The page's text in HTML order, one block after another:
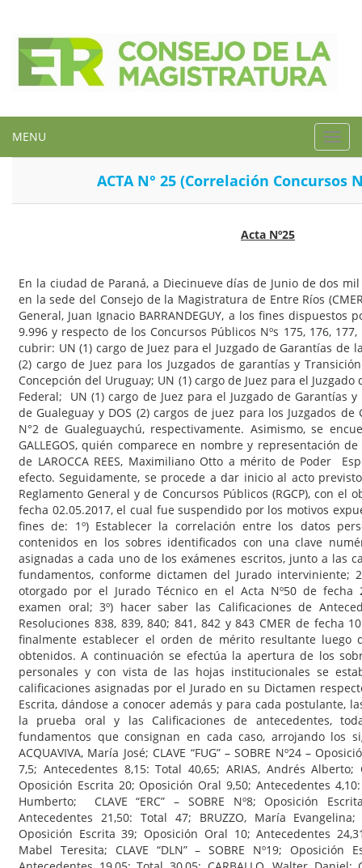
MENU
ACTA N° 25 (Correlación Concursos
Acta Nº25
En la ciudad de Paraná, a Diecinueve días de Junio de dos
en la sede del Consejo de la Magistratura de Entre Ríos
General, Juan Ignacio BARRANDEGUY, a los fines dispuestos
9.996 y respecto de los Concursos Públicos Nºs 175, 176,
cubrir: UN (1) cargo de Juez para el Juzgado de Garantías de
(2) cargo de Juez para los Juzgados de garantías y
Concepción del Uruguay; UN (1) cargo de Juez para el
Federal; UN (1) cargo de Juez para el Juzgado de Garantías
de Gualeguay y DOS (2) cargos de juez para los Juzgados
N°2 de Gualeguaychú, respectivamente. Asimismo, se
GALLEGOS, quién comparece en nombre y representación de
de LAROCCA REES, Maximiliano Otto a mérito de Poder
efecto. Seguidamente, se procede a dar inicio al acto
Reglamento General y de Concursos Públicos (RGCP), con el
fecha 02.05.2017, el cual fue suspendido por los motivos
fines de: 1º) Establecer la correlación entre los datos
contenidos en los sobres identificados con una clave
asignadas a cada uno de los exámenes escritos, junto a las
fundamentos, conforme dictamen del Jurado interviniente;
otorgado por el Jurado Técnico en el Acta Nº50 de fecha
examen oral; 3º) hacer saber las Calificaciones de
Resoluciones 838, 839, 840; 841, 842 y 843 CMER de fecha
finalmente establecer el orden de mérito resultante luego
obtenidos. A continuación se efectúa la apertura de los
personales y con vista de las hojas institucionales se
calificaciones asignadas por el Jurado en su Dictamen
Escrita, dándose a conocer además y para cada postulante,
la prueba oral y las Calificaciones de antecedentes,
fundamentos que consignan en cada caso, arrojando los
ACQUAVIVA, María José; CLAVE “FUG” – SOBRE Nº24 –
7,5; Antecedentes 8,15: Total 40,65; ARIAS, Andrés Alberto;
Oposición Escrita 20; Oposición Oral 9,50; Antecedentes
Humberto; CLAVE “ERC” – SOBRE Nº8; Oposición
Antecedentes 21,50: Total 47; BRUZZO, María Evangelina;
Oposición Escrita 39; Oposición Oral 10; Antecedentes
Mabel Teresita; CLAVE “DLN” – SOBRE Nº19;